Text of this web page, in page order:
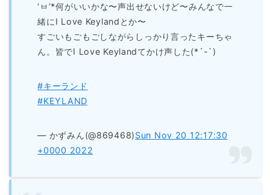
‘ㅂ’*何がいいかな〜声出せないけど〜みんなで一
緒にI Love Keylandとか〜
すごいもごもごしながらしっかり言ったキーちゃ
ん。皆でI Love Keylandてかけ声した(*´-`)
#キーランド
#KEYLAND
— かずみん(@869468)Sun Nov 20 12:17:30
+0000 2022